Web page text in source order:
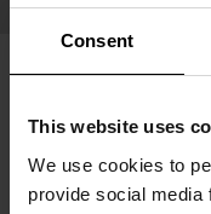
Consent
This website uses
We use cookies to
provide social media